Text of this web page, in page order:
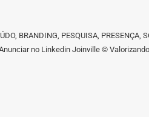
BRANDING, PESQUISA, PRESENÇA,
no Linkedin Joinville ©